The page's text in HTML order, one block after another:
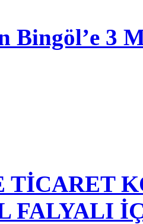
Bingöl’e 3
TİCARET
FALYALI